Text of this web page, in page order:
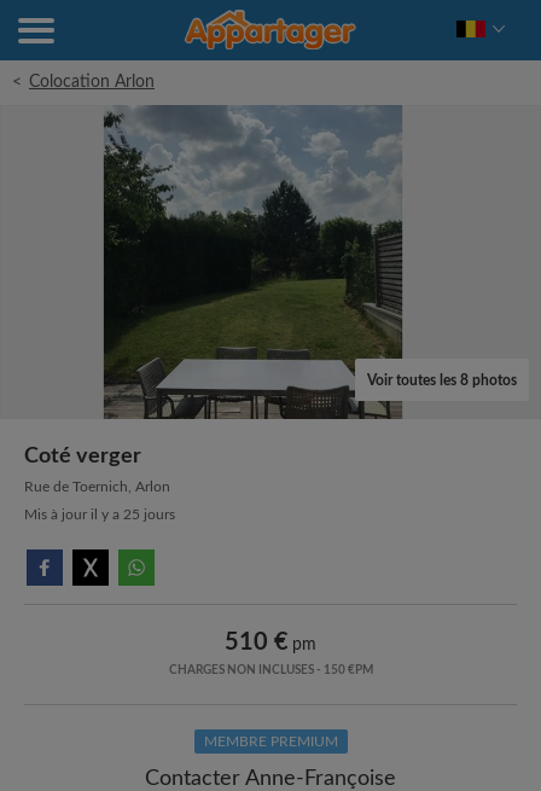
< Colocation Arlon
Voir toutes les 8 photos
Coté verger
Rue de Toernich, Arlon
Mis à jour il y a 25 jours
510 € pm
CHARGES NON INCLUSES - 150 €PM
MEMBRE PREMIUM
Contacter Anne-Françoise